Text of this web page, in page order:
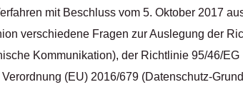
mit Beschluss vom 5. Oktober 2017
verschiedene Fragen zur Auslegung der
Kommunikation), der Richtlinie 95/46/EG
(EU) 2016/679 (Datenschutz-